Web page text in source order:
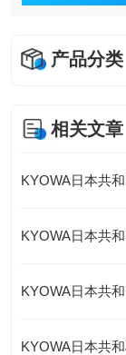
产品分类
相关文章
KYOWA日本共
KYOWA日本共
KYOWA日本共
KYOWA日本共